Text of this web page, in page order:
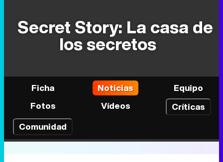
Secret Story: La casa de
los secretos
Ficha Noticias
Equipo
Fotos
Vídeos
Críticas
Comunidad